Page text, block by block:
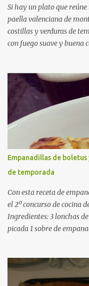
Si hay un plato que
paella valenciana de
costillas y verduras de
con fuego suave y buena
verdes planas 2 tomates
pollo (o agua) 1
pimentón dulce 2 dientes
gusto (Opcional) una
verduras Limpia las
cuartos. Trocea las
que no se oxiden. 2.
chorro de aceite de oliva
medio-alto. Este paso es
Empanadillas de
de temporada
Con esta receta de
el 2º concurso de cocina
Ingredientes: 3 lonchas
picada 1 sobre de
virgen para untar la
horno a 200ºC .Picamos